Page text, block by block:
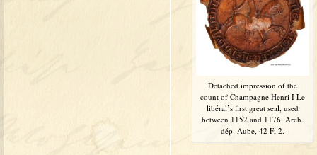
Detached impression of the
count of Champagne Henri I Le
libéral’s first great seal, used
between 1152 and 1176. Arch.
dép. Aube, 42 Fi 2.